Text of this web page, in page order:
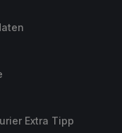
Extra Tipp